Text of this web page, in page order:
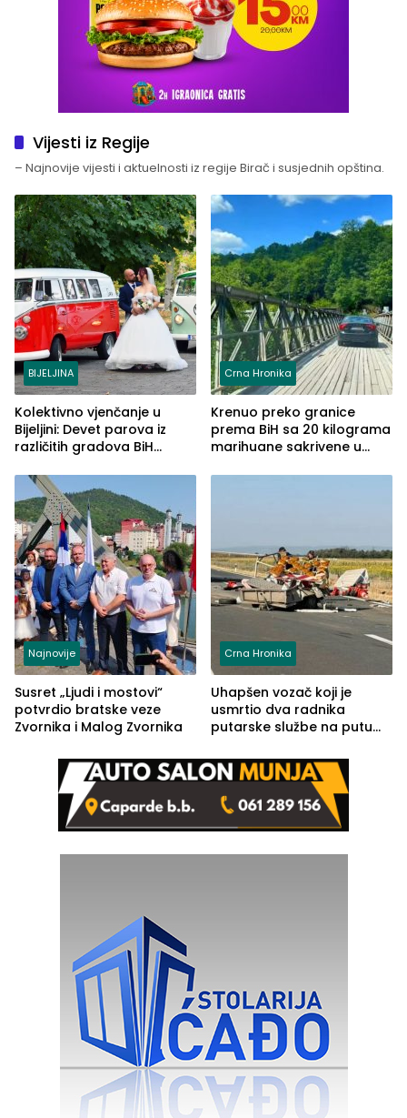
Vijesti iz Regije
– Najnovije vijesti i aktuelnosti iz regije Birač i susjednih opština.
BIJELJINA
Kolektivno vjenčanje u
Bijeljini: Devet parova iz
različitih gradova BiH
Crna Hronika
Krenuo preko granice
prema BiH sa 20 kilograma
marihuane sakrivene u
Najnovije
Susret „Ljudi i mostovi“
potvrdio bratske veze
Zvornika i Malog Zvornika
Crna Hronika
Uhapšen vozač koji je
usmrtio dva radnika
putarske službe na putu
(FOTO)